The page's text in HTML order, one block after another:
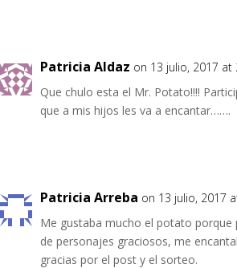
Patricia Aldaz on 13 julio, 2017 at
Que chulo esta el Mr. Potato!!!!
que a mis hijos les va a encantar…….
Patricia Arreba on 13 julio, 2017
Me gustaba mucho el potato
de personajes graciosos, me
gracias por el post y el sorteo.